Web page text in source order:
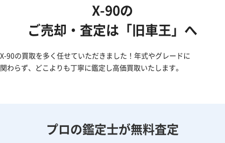
X-90の
ご売却・査定は「旧車王」へ
X-90の買取を多く任せていただきました！年式やグレードに
関わらず、どこよりも丁寧に鑑定し高価買取いたします。
プロの鑑定士が無料査定